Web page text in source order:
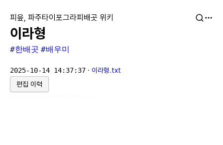
피읖, 파주타이포그라피배곳 위키
이라형
#한배곳 #배우미
2025-10-14 14:37:37 · 이라형.txt
편집 이력